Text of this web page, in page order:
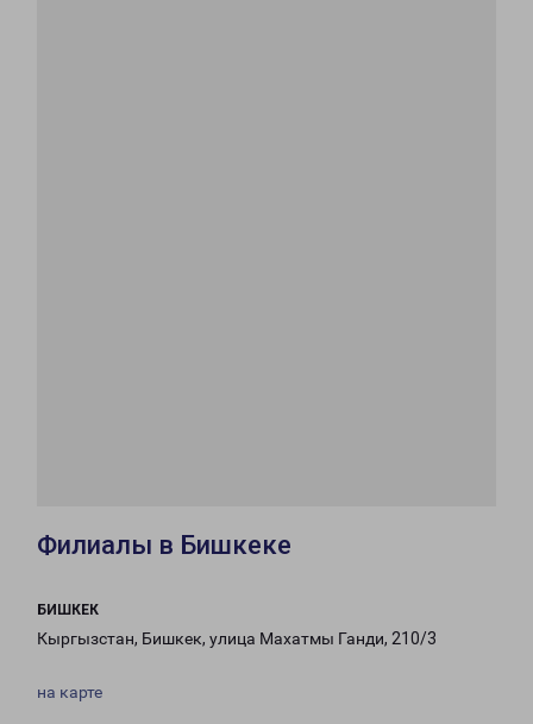
Филиалы в Бишкеке
БИШКЕК
Кыргызстан, Бишкек, улица Махатмы Ганди, 210/3
на карте